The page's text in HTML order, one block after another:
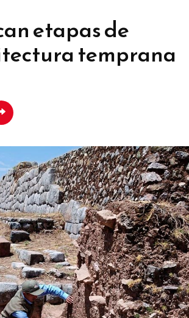
etapas de
temprana